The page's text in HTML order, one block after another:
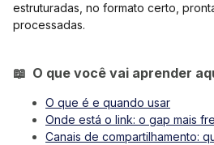
estruturadas, no formato certo,
processadas.
📖 O que você vai aprender
O que é e quando usar
Onde está o link: o gap mais
Canais de compartilhamento: